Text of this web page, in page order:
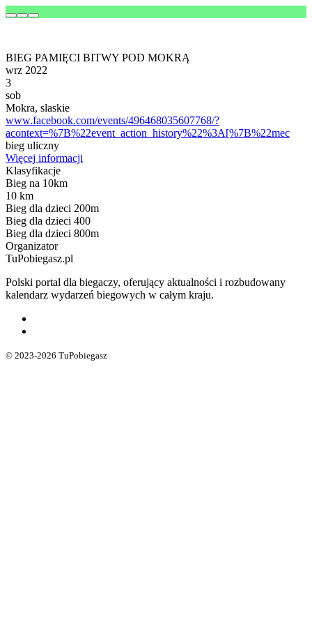
BIEG PAMIĘCI BITWY POD MOKRĄ
wrz 2022
3
sob
Mokra, slaskie
www.facebook.com/events/496468035607768/?
acontext=%7B%22event_action_history%22%3A[%7B%22mec
bieg uliczny
Więcej informacji
Klasyfikacje
Bieg na 10km
10 km
Bieg dla dzieci 200m
Bieg dla dzieci 400
Bieg dla dzieci 800m
Organizator
TuPobiegasz.pl
Polski portal dla biegaczy, oferujący aktualności i rozbudowany
kalendarz wydarzeń biegowych w całym kraju.
© 2023-2026 TuPobiegasz